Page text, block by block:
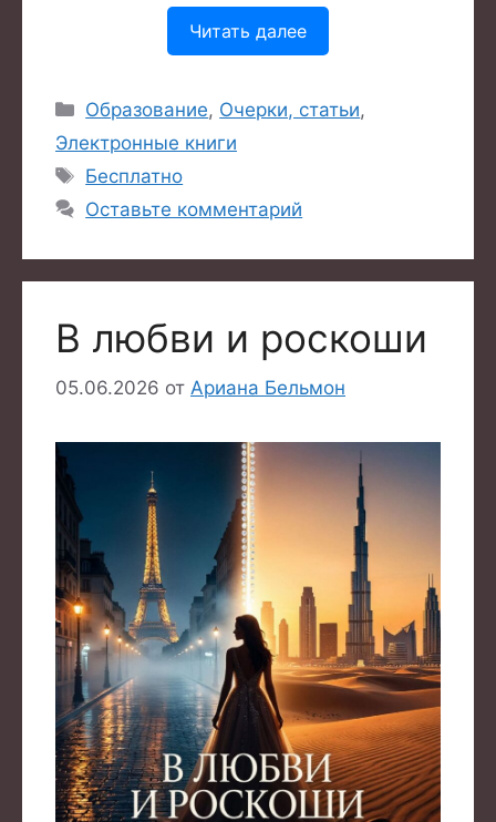
Читать далее
Рубрики
Образование, Очерки, статьи,
Электронные книги
Метки
Бесплатно
Оставьте комментарий
В любви и роскоши
05.06.2026 от Ариана Бельмон